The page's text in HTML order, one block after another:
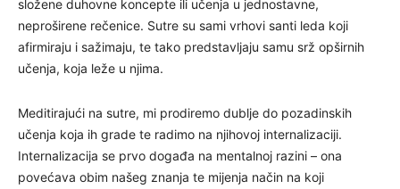
složene duhovne koncepte ili učenja u jednostavne,
neproširene rečenice. Sutre su sami vrhovi santi leda koji
afirmiraju i sažimaju, te tako predstavljaju samu srž opširnih
učenja, koja leže u njima.
Meditirajući na sutre, mi prodiremo dublje do pozadinskih
učenja koja ih grade te radimo na njihovoj internalizaciji.
Internalizacija se prvo događa na mentalnoj razini – ona
povećava obim našeg znanja te mijenja način na koji